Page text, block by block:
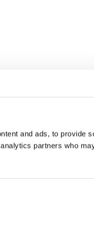
and ads, to provide
partners who